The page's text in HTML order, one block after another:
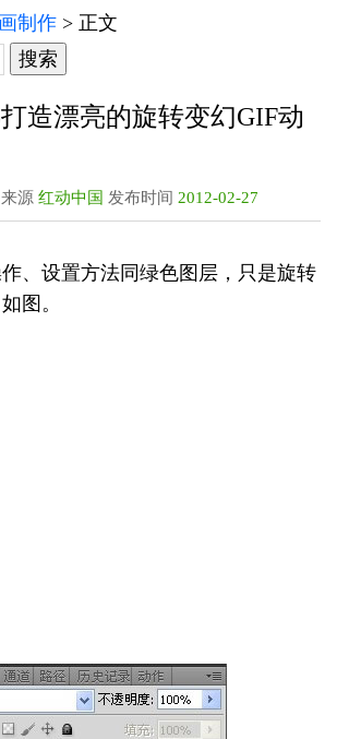
制作 > 正文
打造漂亮的旋转变幻GIF动
来源 红动中国 发布时间 2012-02-27
、设置方法同绿色图层，只是旋转
图。